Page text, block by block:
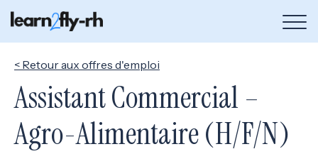
de
< Retour aux offres d'emploi
Assistant Commercial –
Agro-Alimentaire (H/F/N)